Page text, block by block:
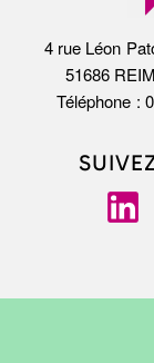
4 rue Léon
51686
Téléphone :